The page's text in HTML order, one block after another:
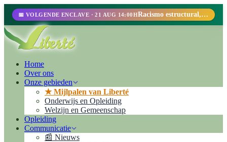
📅 VOLGENDE ENCLAVE · 21 AUG 14:00H Racismo estructural, perfilamiento racial y abolicionismo carcelario.
Home
Over ons
Onze gebieden
★ Mijlpalen van Liberté
Onderwijs en Opleiding
Welzijn en Gemeenschap
Opleiding
Communicatie
📰 Nieuws